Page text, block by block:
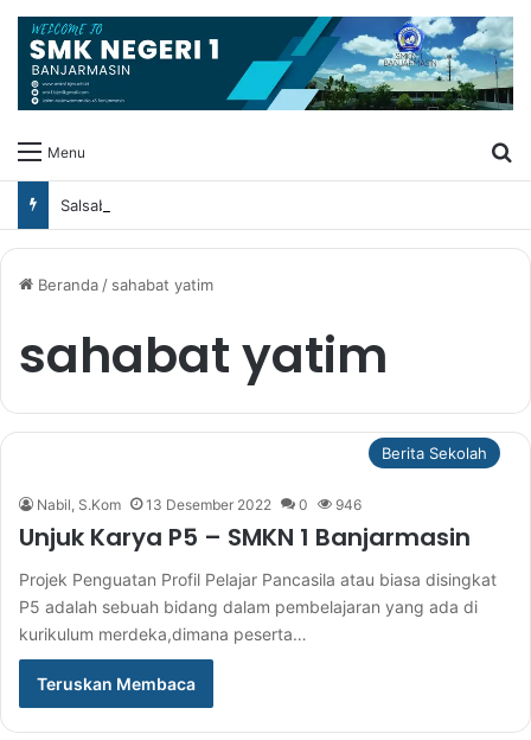
Menu
Beranda/ sahabat yatim
sahabat yatim
Berita Sekolah
Nabil, S.Kom 13 Desember 2022 0 946
Unjuk Karya P5 – SMKN 1 Banjarmasin
Projek Penguatan Profil Pelajar Pancasila atau biasa disingkat
P5 adalah sebuah bidang dalam pembelajaran yang ada di
kurikulum merdeka,dimana peserta…
Teruskan Membaca